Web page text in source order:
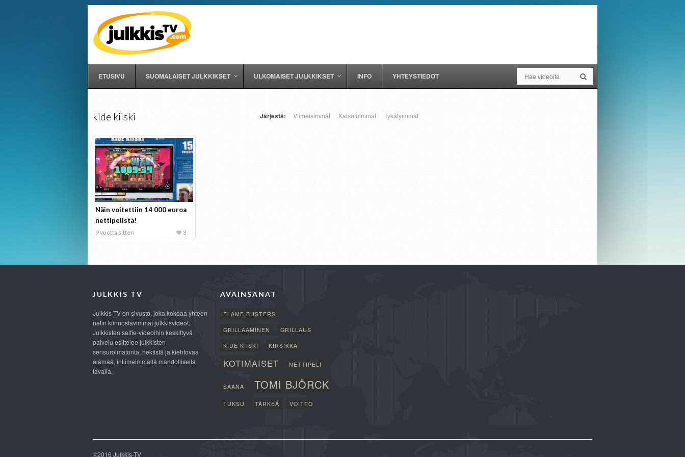
ETUSIVU SUOMALAISET JULKKIKSET ULKOMAISET JULKKIKSET INFO YHTEYSTIEDOT
kide kiiski Järjestä: Viimeisimmät Katsotuimmat Tykätyimmät
Näin voitettiin 14 000 euroa
nettipelistä!
9 vuotta sitten 3
JULKKIS TV
Julkkis-TV on sivusto, joka kokoaa yhteen
netin kiinnostavimmat julkkisvideot.
Julkkisten selfie-videoihin keskittyvä
palvelu esittelee julkkisten
sensuroimatonta, hektistä ja kiehtovaa
elämää, intiimeimmällä mahdollisella
tavalla.
AVAINSANAT
FLAME BUSTERS
GRILLAAMINEN GRILLAUS
KIDE KIISKI KIRSIKKA
KOTIMAISET NETTIPELI
SAANA TOMI BJÖRCK
TUKSU TÄRKEÄ VOITTO
©2016 Julkkis-TV